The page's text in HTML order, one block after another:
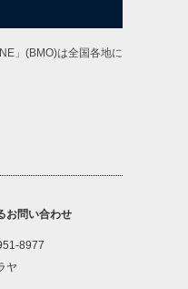
」(BMO)は全国各地に
お問い合わせ
8977
ヤ